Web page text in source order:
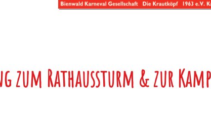
zum Rathaussturm & zur